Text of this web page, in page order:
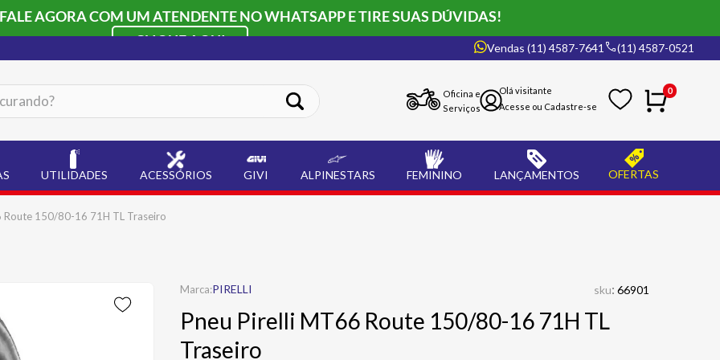
AGORA COM UM ATENDENTE NO WHATSAPP E TIRE SUAS DÚVIDAS!
CLIQUE AQUI
Vendas (11) 4587-7641 (11) 4587-0521
Oficina e
Serviços
0
UTILIDADES ACESSÓRIOS GIVI ALPINESTARS FEMININO LANÇAMENTOS OFERTAS
Route 150/80-16 71H TL Traseiro
PIRELLI sku: 66901
Pneu Pirelli MT66 Route 150/80-16 71H TL
Traseiro